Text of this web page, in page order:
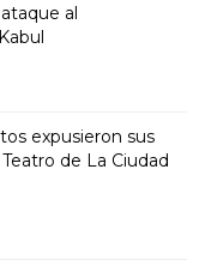
al
expusieron sus
de La Ciudad